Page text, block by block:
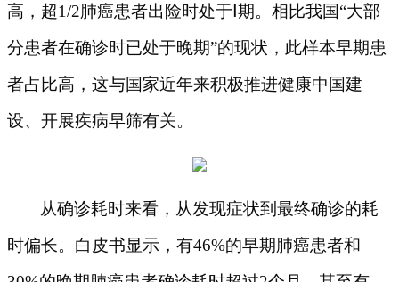
高，超1/2肺癌患者出险时处于Ⅰ期。相比我国“大部
分患者在确诊时已处于晚期”的现状，此样本早期患
者占比高，这与国家近年来积极推进健康中国建
设、开展疾病早筛有关。
从确诊耗时来看，从发现症状到最终确诊的耗
时偏长。白皮书显示，有46%的早期肺癌患者和